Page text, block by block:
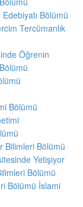
Bölümü
Tercümanlık
Öğrenin
Bölümü
Bilimleri Bölümü
Yetişiyor
Bölümü
Bölümü İslami